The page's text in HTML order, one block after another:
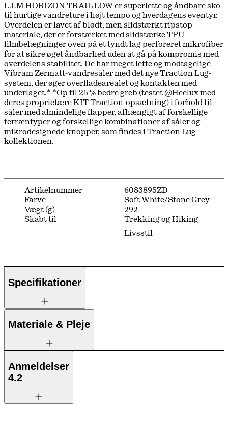
L.I.M HORIZON TRAIL LOW er superlette og åndbare sko
til hurtige vandreture i højt tempo og hverdagens eventyr.
Overdelen er lavet af blødt, men slidstærkt ripstop-
materiale, der er forstærket med slidstærke TPU-
filmbelægninger oven på et tyndt lag perforeret mikrofiber
for at sikre øget åndbarhed uden at gå på kompromis med
overdelens stabilitet. De har meget lette og modtagelige
Vibram Zermatt-vandresåler med det nye Traction Lug-
system, der øger overfladearealet og kontakten med
underlaget.* *Op til 25 % bedre greb (testet @Heelux med
deres proprietære KIT Traction-opsætning) i forhold til
såler med almindelige flapper, afhængigt af forskellige
terræntyper og forskellige kombinationer af såler og
mikrodesignede knopper, som findes i Traction Lug-
kollektionen.
Artikelnummer
6083895ZD
Farve
Soft White/Stone Grey
Vægt (g)
292
Skabt til
Trekking og Hiking
Livsstil
Specifikationer
Materiale & Pleje
Anmeldelser
4.2